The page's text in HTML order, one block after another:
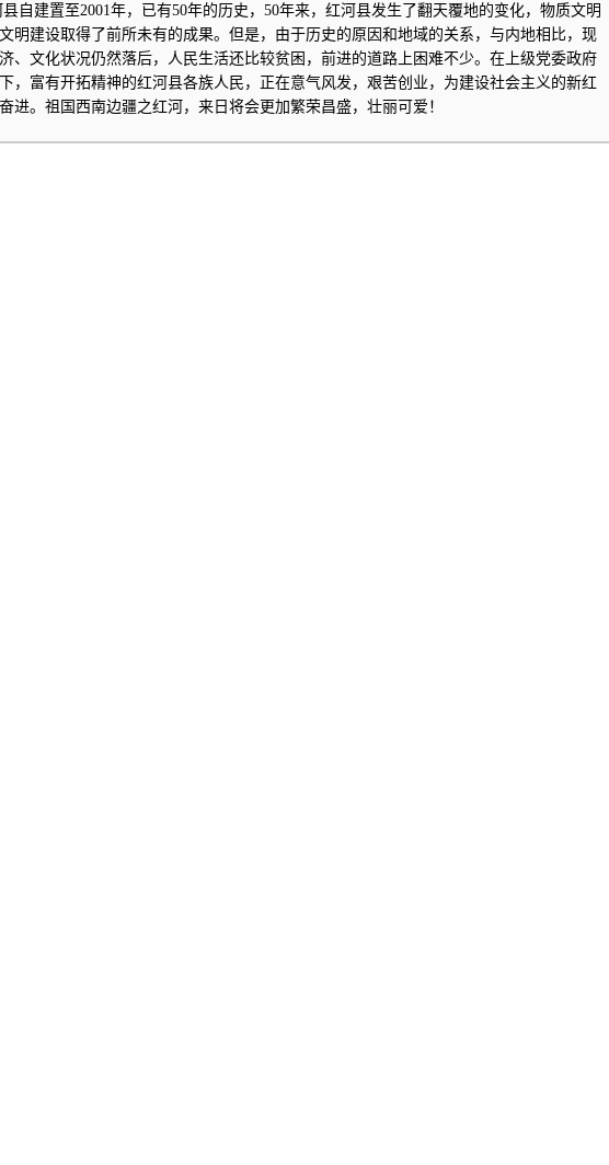
自建置至2001年，已有50年的历史，50年来，红河县发生了翻天覆地的变化，物质文明
明建设取得了前所未有的成果。但是，由于历史的原因和地域的关系，与内地相比，现
、文化状况仍然落后，人民生活还比较贫困，前进的道路上困难不少。在上级党委政府
，富有开拓精神的红河县各族人民，正在意气风发，艰苦创业，为建设社会主义的新红
进。祖国西南边疆之红河，来日将会更加繁荣昌盛，壮丽可爱！